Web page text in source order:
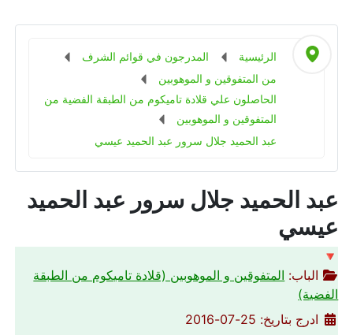
الرئيسية
المدرجون في قوائم الشرف
من المتفوقين و الموهوبين
الحاصلون علي قلادة تاميكوم من الطبقة الفضية من
المتفوقين و الموهوبين
عبد الحميد جلال سرور عبد الحميد عيسي
عبد الحميد جلال سرور عبد الحميد
عيسي
🔻
الباب: المتفوقين و الموهوبين (قلادة تاميكوم من الطبقة
الفضية)
ادرج بتاريخ: 25-07-2016